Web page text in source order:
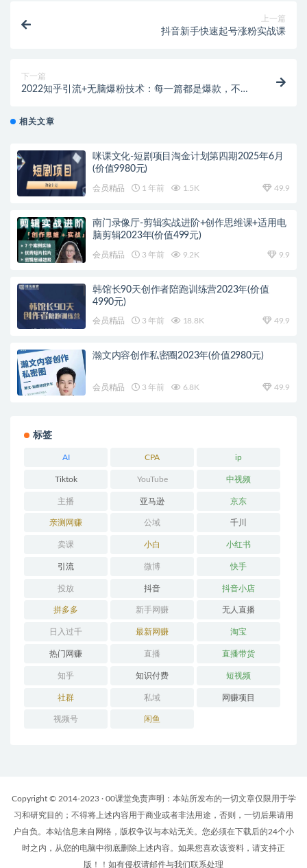
上一篇
抖音新手快速起号涨粉实战课
下一篇
2022知乎引流+无脑爆粉技术：每一篇都是爆款，不吹
相关文章
咪课文化-短剧项目淘金计划第四期2025年6月
(价值9980元)
会员精品 1 年前 1.5K 49.9
南门录像厅-剪辑实战进阶+创作思维课+适用电
脑剪辑2023年(价值499元)
会员精品 3 年前 9.2K 9.9
韩馆长90天创作者陪跑训练营2023年(价值
4990元)
会员精品 3 年前 18.8K 49.9
瀚文内容创作私密圈2023年(价值2980元)
会员精品 3 年前 6.8K 49.9
标签
AI CPA ip
Tiktok YouTube 中视频
主播 亚马逊 京东
亲测网赚 公域 千川
卖课 小白 小红书
引流 微博 快手
投放 抖音 抖音小店
拼多多 新手网赚 无人直播
日入过千 最新网赚 淘宝
热门网赚 直播 直播带货
知乎 知识付费 短视频
社群 私域 网赚项目
视频号 闲鱼
Copyright © 2014-2023 · 00课堂免责声明：本站所发布的一切文章仅限用于学
习和研究目的；不得将上述内容用于商业或者非法用途，否则，一切后果请用
户自负。本站信息来自网络，版权争议与本站无关。您必须在下载后的24个小
时之内，从您的电脑中彻底删除上述内容。如果您喜欢该资料，请支持正
版！！如有侵权请邮件与我们联系处理